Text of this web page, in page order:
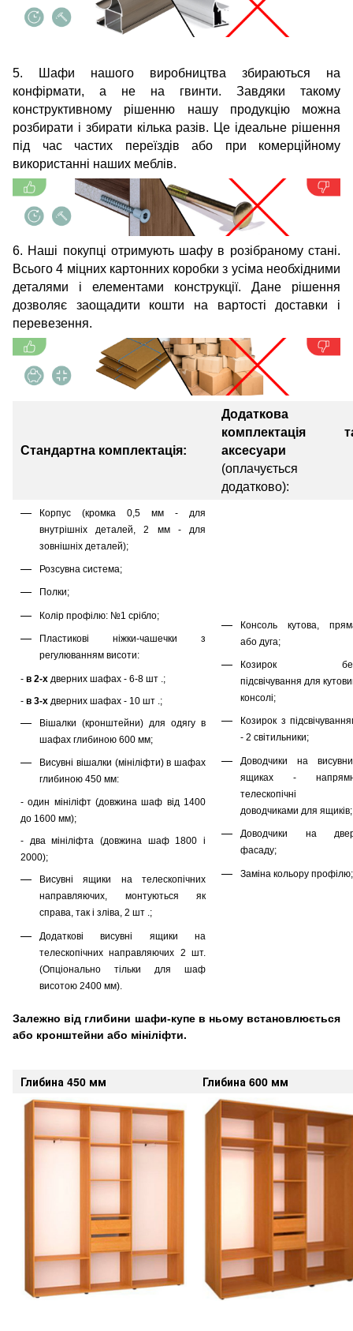
5. Шафи нашого виробництва збираються на
конфірмати, а не на гвинти. Завдяки такому
конструктивному рішенню нашу продукцію можна
розбирати і збирати кілька разів. Це ідеальне рішення
під час частих переїздів або при комерційному
використанні наших меблів.
6. Наші покупці отримують шафу в розібраному стані.
Всього 4 міцних картонних коробки з усіма необхідними
деталями і елементами конструкції. Дане рішення
дозволяє заощадити кошти на вартості доставки і
перевезення.
Стандартна комплектація:
Додаткова
комплектація
аксесуари
(оплачується
додатково):
Корпус (кромка 0,5 мм - для
внутрішніх деталей, 2 мм - для
зовнішніх деталей);
Розсувна система;
Полки;
Колір профілю: №1 срібло;
Пластикові ніжки-чашечки з
регулюванням висоти:
- в 2-х дверних шафах - 6-8 шт .;
- в 3-х дверних шафах - 10 шт .;
Вішалки (кронштейни) для одягу в
шафах глибиною 600 мм;
Висувні вішалки (мініліфти) в шафах
глибиною 450 мм:
- один мініліфт (довжина шаф від 1400
до 1600 мм);
- два мініліфта (довжина шаф 1800 і
2000);
Висувні ящики на телескопічних
направляючих, монтуються як
справа, так і зліва, 2 шт .;
Додаткові висувні ящики на
телескопічних направляючих 2 шт.
(Опціонально тільки для шаф
висотою 2400 мм).
Консоль кутова,
або дуга;
Козирок
підсвічування для
консолі;
Козирок з
- 2 світильники;
Доводчики на
ящиках -
телескопічні
доводчиками для ящиків;
Доводчики на
фасаду;
Заміна кольору профілю;
Залежно від глибини шафи-купе в ньому встановлюється
або кронштейни або мініліфти.
Глибина 450 мм Глибина 600 мм